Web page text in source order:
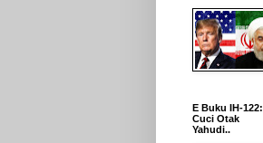
E Buku IH-122:
Cuci Otak
Yahudi..